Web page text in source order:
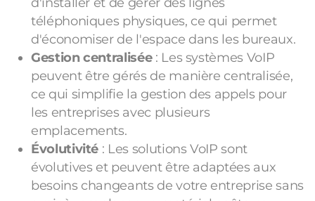
téléphoniques physiques, ce qui permet
d'économiser de l'espace dans les bureaux.
Gestion centralisée: Les systèmes VoIP
peuvent être gérés de manière centralisée,
ce qui simplifie la gestion des appels pour
les entreprises avec plusieurs
emplacements.
Évolutivité : Les solutions VoIP sont
évolutives et peuvent être adaptées aux
besoins changeants de votre entreprise sans